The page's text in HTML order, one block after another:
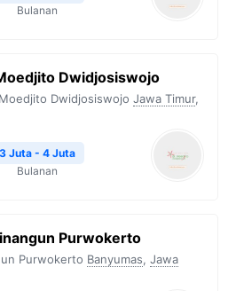
Bulanan
Dwidjosiswojo
Dwidjosiswojo Jawa Timur,
3 Juta - 4 Juta
Bulanan
Purwokerto
Purwokerto Banyumas, Jawa